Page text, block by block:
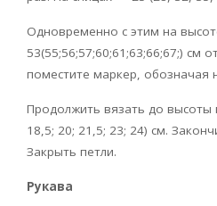
Одновременно с этим на
53(55;56;57;60;61;63;66;67;) см
поместите маркер, обозначая
Продолжить вязать до высоты
18,5; 20; 21,5; 23; 24) см.
Закрыть петли.
Рукава